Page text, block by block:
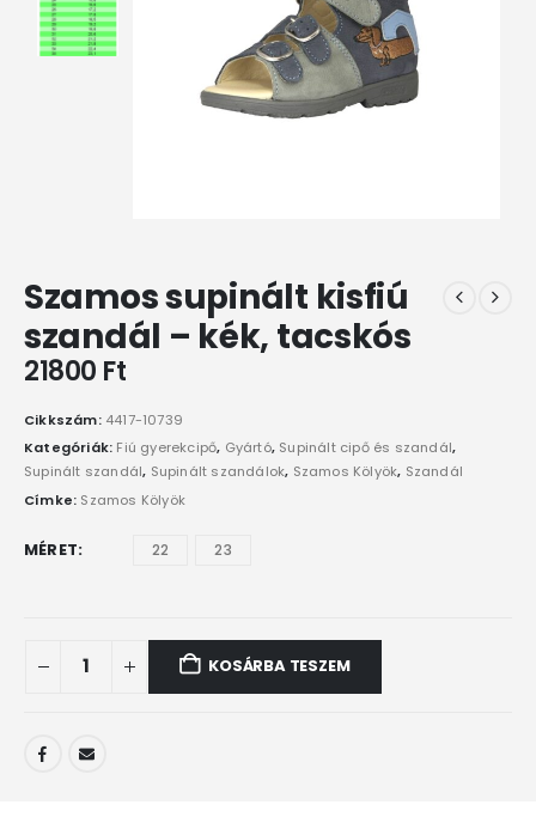
Szamos supinált kisfiú
szandál – kék, tacskós
21800 Ft
Cikkszám: 4417-10739
Kategóriák: Fiú gyerekcipő, Gyártó, Supinált cipő és szandál,
Supinált szandál, Supinált szandálok, Szamos Kölyök, Szandál
Címke: Szamos Kölyök
MÉRET 22 23
KOSÁRBA TESZEM